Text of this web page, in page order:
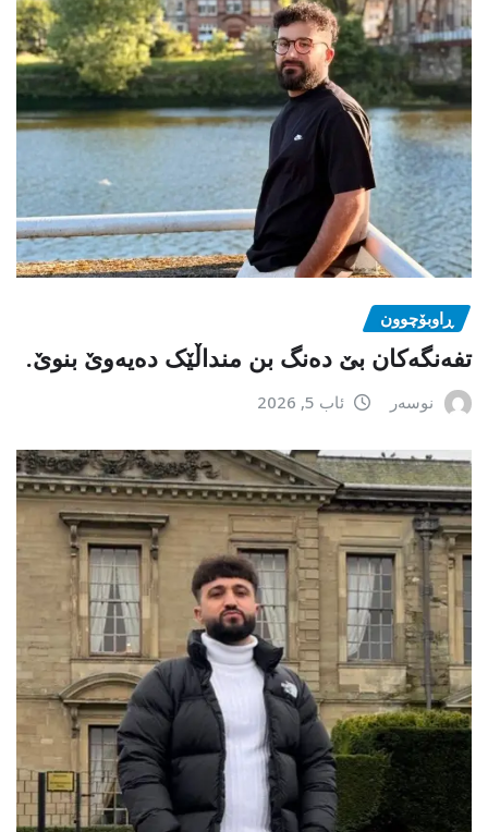
ڕاوبۆچوون
تفەنگەکان بێ دەنگ بن منداڵێک دەیەوێ بنوێ.
نوسەر ئاب 5, 2026